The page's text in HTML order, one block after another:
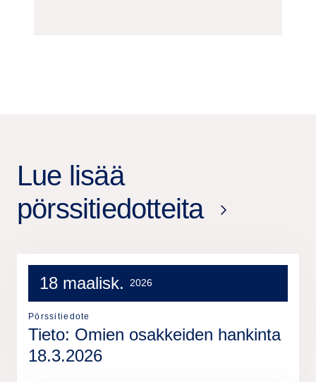
Lue lisää
pörssitiedotteita
18 maalisk. 2026
Pörssitiedote
Tieto: Omien osakkeiden hankinta
18.3.2026